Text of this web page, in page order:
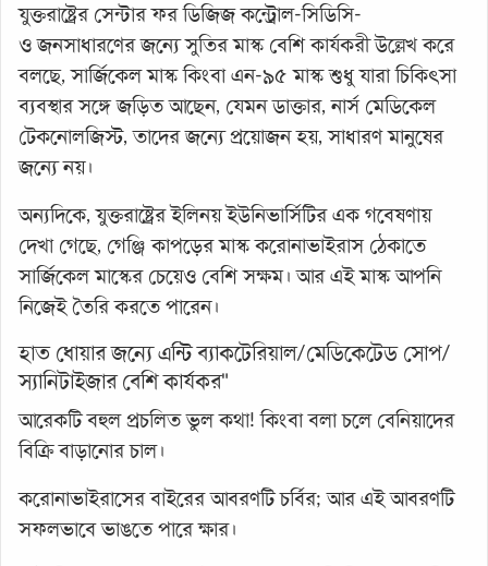
যুক্তরাষ্ট্রের সেন্টার ফর ডিজিজ কন্ট্রোল-সিডিসি-
ও জনসাধারণের জন্যে সুতির মাস্ক বেশি কার্যকরী উল্লেখ করে
বলছে, সার্জিকেল মাস্ক কিংবা এন-৯৫ মাস্ক শুধু যারা চিকিৎসা
ব্যবস্থার সঙ্গে জড়িত আছেন, যেমন ডাক্তার, নার্স মেডিকেল
টেকনোলজিস্ট, তাদের জন্যে প্রয়োজন হয়, সাধারণ মানুষের
জন্যে নয়।
অন্যদিকে, যুক্তরাষ্ট্রের ইলিনয় ইউনিভার্সিটির এক গবেষণায়
দেখা গেছে, গেঞ্জি কাপড়ের মাস্ক করোনাভাইরাস ঠেকাতে
সার্জিকেল মাস্কের চেয়েও বেশি সক্ষম। আর এই মাস্ক আপনি
নিজেই তৈরি করতে পারেন।
হাত ধোয়ার জন্যে এন্টি ব্যাকটেরিয়াল/মেডিকেটেড সোপ/
স্যানিটাইজার বেশি কার্যকর"
আরেকটি বহুল প্রচলিত ভুল কথা! কিংবা বলা চলে বেনিয়াদের
বিক্রি বাড়ানোর চাল।
করোনাভাইরাসের বাইরের আবরণটি চর্বির; আর এই আবরণটি
সফলভাবে ভাঙতে পারে ক্ষার।